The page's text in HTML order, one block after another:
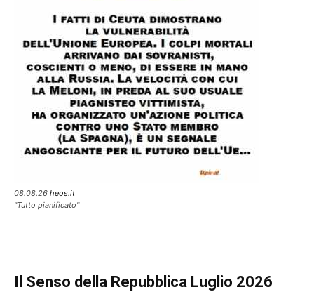
08.08.26 heos.it
"Tutto pianificato"
Il Senso della Repubblica Luglio 2026